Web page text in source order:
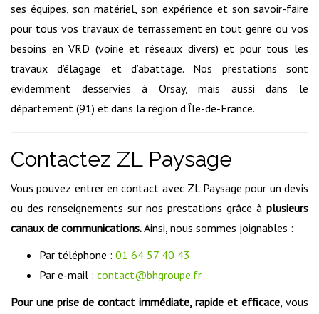
ses équipes, son matériel, son expérience et son savoir-faire
pour tous vos travaux de terrassement en tout genre ou vos
besoins en VRD (voirie et réseaux divers) et pour tous les
travaux d’élagage et d’abattage. Nos prestations sont
évidemment desservies à Orsay, mais aussi dans le
département (91) et dans la région d’Île-de-France.
Contactez ZL Paysage
Vous pouvez entrer en contact avec ZL Paysage pour un devis
ou des renseignements sur nos prestations grâce à plusieurs
canaux de communications.Ainsi, nous sommes joignables :
Par téléphone : 01 64 57 40 43
Par e-mail : contact@bhgroupe.fr
Pour une prise de contact immédiate, rapide et efficace, vous